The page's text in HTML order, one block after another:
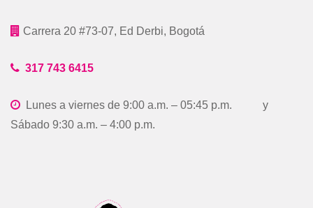
Carrera 20 #73-07, Ed Derbi, Bogotá
317 743 6415
Lunes a viernes de 9:00 a.m. – 05:45 p.m. y
Sábado 9:30 a.m. – 4:00 p.m.